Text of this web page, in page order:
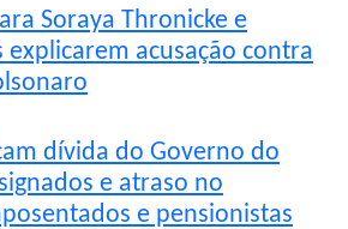
Soraya Thronicke e
explicarem acusação contra
dívida do Governo do
e atraso no
e pensionistas